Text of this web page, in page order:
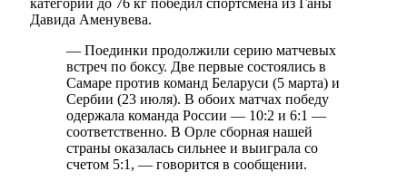
категории до 76 кг победил спортсмена из Ганы
Давида Аменувева.
— Поединки продолжили серию матчевых
встреч по боксу. Две первые состоялись в
Самаре против команд Беларуси (5 марта) и
Сербии (23 июля). В обоих матчах победу
одержала команда России — 10:2 и 6:1 —
соответственно. В Орле сборная нашей
страны оказалась сильнее и выиграла со
счетом 5:1, — говорится в сообщении.